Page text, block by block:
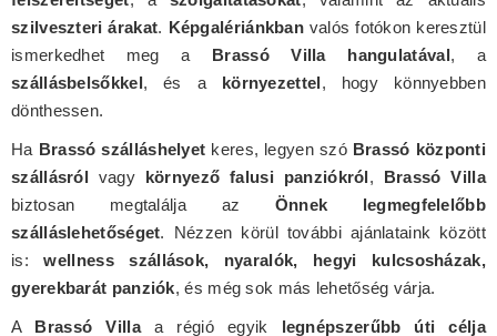
szilveszteri árakat. Képgalériánkban valós fotókon keresztül
ismerkedhet meg a Brassó Villa hangulatával, a
szállásbelsőkkel, és a környezettel, hogy könnyebben
dönthessen.
Ha Brassó szálláshelyet keres, legyen szó Brassó központi
szállásról vagy környező falusi panziókról, Brassó Villa
biztosan megtalálja az Önnek legmegfelelőbb
szálláslehetőséget. Nézzen körül további ajánlataink között
is:wellness szállások, nyaralók, hegyi kulcsosházak,
gyerekbarát panziók, és még sok más lehetőség várja.
A Brassó Villaa régió egyik legnépszerűbb úti célja